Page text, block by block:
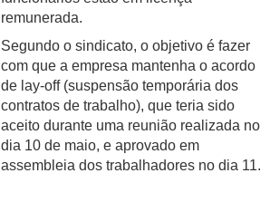
remunerada.
Segundo o sindicato, o objetivo é fazer
com que a empresa mantenha o acordo
de lay-off (suspensão temporária dos
contratos de trabalho), que teria sido
aceito durante uma reunião realizada no
dia 10 de maio, e aprovado em
assembleia dos trabalhadores no dia 11.